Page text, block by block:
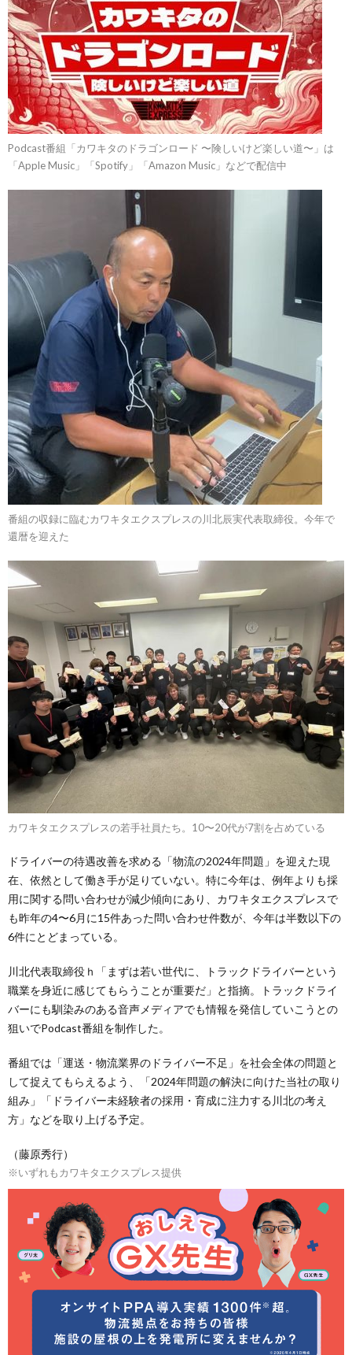
Podcast番組「カワキタのドラゴンロード 〜険しいけど楽しい道〜」は
「Apple Music」「Spotify」「Amazon‬‭ Music」などで配信中
番組の収録に臨むカワキタエクスプレスの川北辰実代表取締役。今年で
還暦を迎えた
カワキタエクスプレスの若手社員たち。10〜20代が7割を占めている
ドライバーの待遇改善を求める「物流の2024年問題」を迎えた現
在、依然として働き手が足りていない。特に今年は、例年よりも採
用に関する問い合わせが減少傾向にあり、カワキタエクスプレスで
も昨年の4〜6月に15件あった問い合わせ件数が、今年は半数以下の
6件にとどまっている。
川北代表取締役ｈ「まずは若い世代に、トラックドライバーという
職業を身近に感じてもらうことが重要だ」と指摘。トラックドライ
バーにも馴染みのある音声メディアでも情報を発信していこうとの
狙いでPodcast番組を制作した。
番組では「運送・物流業界のドライバー不足」を社会全体の問題と
して捉えてもらえるよう、「2024年問題の解決に向けた当社の取り
組み」「ドライバー未経験者の採用・育成に注力する川北の考え
方」などを取り上げる予定。
（藤原秀行）
※いずれもカワキタエクスプレス提供